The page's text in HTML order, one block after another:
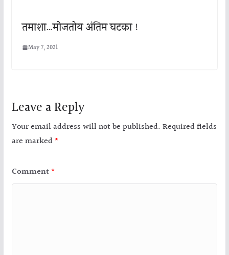
तमाशा…मोजतोय अंतिम घटका !
May 7, 2021
Leave a Reply
Your email address will not be published. Required fields
are marked *
Comment *